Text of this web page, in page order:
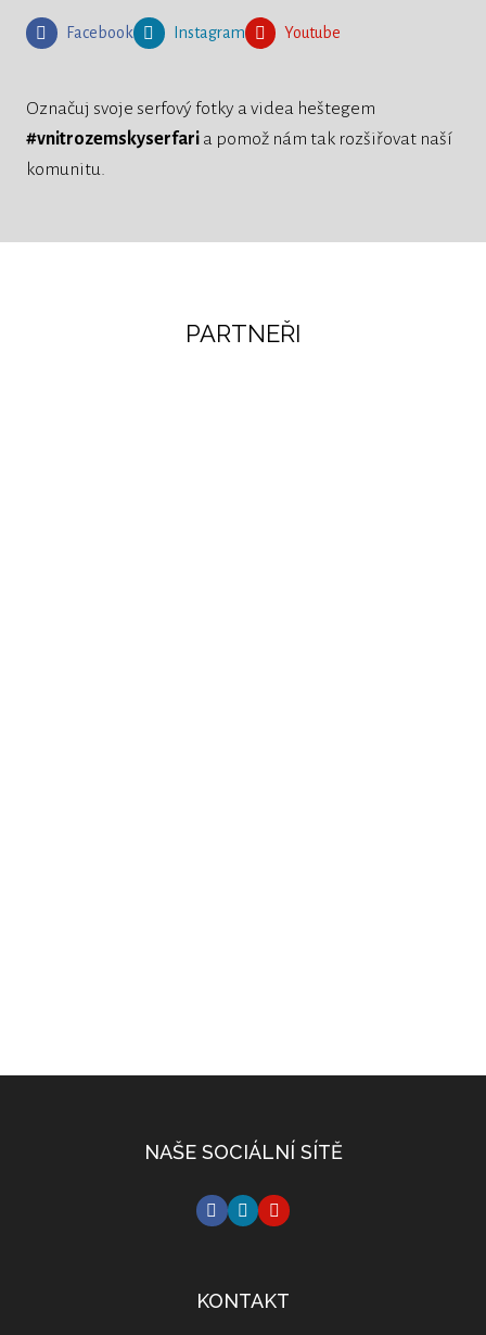
Facebook Instagram Youtube
Označuj svoje serfový fotky a videa heštegem
#vnitrozemskyserfari a pomož nám tak rozšiřovat naší
komunitu.
PARTNEŘI
NAŠE SOCIÁLNÍ SÍTĚ
KONTAKT